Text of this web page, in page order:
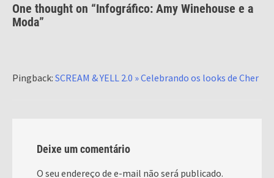
One thought on “Infográfico: Amy Winehouse e a
Moda”
Pingback: SCREAM & YELL 2.0 » Celebrando os looks de Cher
Deixe um comentário
O seu endereço de e-mail não será publicado.